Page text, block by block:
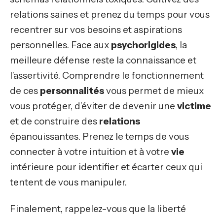
relations saines et prenez du temps pour vous
recentrer sur vos besoins et aspirations
personnelles. Face aux psychorigides, la
meilleure défense reste la connaissance et
l’assertivité. Comprendre le fonctionnement
de ces personnalitésvous permet de mieux
vous protéger, d’éviter de devenir une victime
et de construire des relations
épanouissantes. Prenez le temps de vous
connecter à votre intuition et à votre vie
intérieure pour identifier et écarter ceux qui
tentent de vous manipuler.
Finalement, rappelez-vous que la liberté